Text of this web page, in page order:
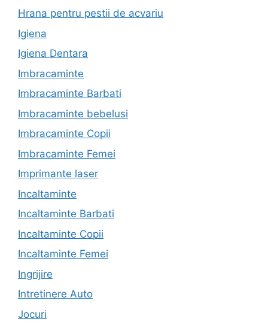
Hrana pentru pestii de acvariu
Igiena
Igiena Dentara
Imbracaminte
Imbracaminte Barbati
Imbracaminte bebelusi
Imbracaminte Copii
Imbracaminte Femei
Imprimante laser
Incaltaminte
Incaltaminte Barbati
Incaltaminte Copii
Incaltaminte Femei
Ingrijire
Intretinere Auto
Jocuri